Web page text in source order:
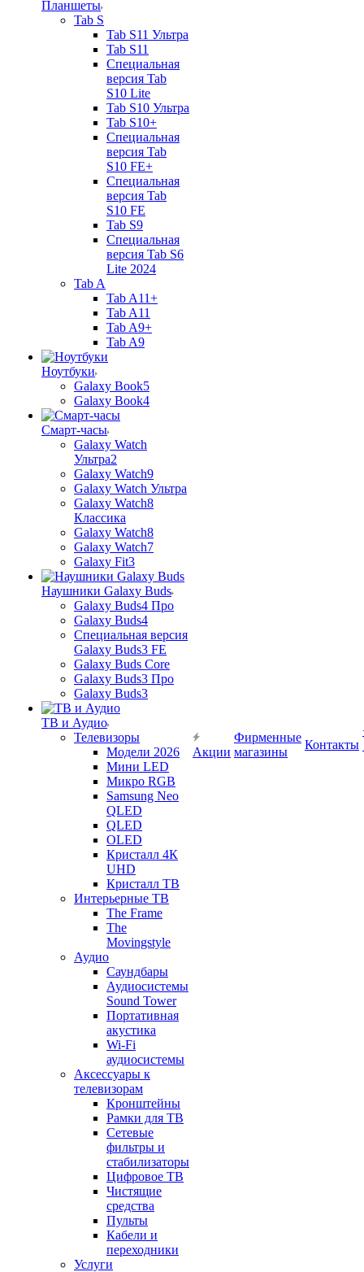
Планшеты
Tab S
Tab S11 Ультра
Tab S11
Специальная
версия Tab
S10 Lite
Tab S10 Ультра
Tab S10+
Специальная
версия Tab
S10 FE+
Специальная
версия Tab
S10 FE
Tab S9
Специальная
версия Tab S6
Lite 2024
Tab A
Tab A11+
Tab A11
Tab A9+
Tab A9
Ноутбуки
Galaxy Book5
Galaxy Book4
Смарт-часы
Galaxy Watch
Ультра2
Galaxy Watch9
Galaxy Watch Ультра
Galaxy Watch8
Классика
Galaxy Watch8
Galaxy Watch7
Galaxy Fit3
Наушники Galaxy Buds
Galaxy Buds4 Про
Galaxy Buds4
Специальная версия
Galaxy Buds3 FE
Galaxy Buds Core
Galaxy Buds3 Про
Galaxy Buds3
ТВ и Аудио
Телевизоры
Модели 2026
Мини LED
Микро RGB
Samsung Neo
QLED
QLED
OLED
Кристалл 4К
UHD
Кристалл ТВ
Интерьерные ТВ
The Frame
The
Movingstyle
Аудио
Саундбары
Аудиосистемы
Sound Tower
Портативная
акустика
Wi-Fi
аудиосистемы
Аксессуары к
телевизорам
Кронштейны
Рамки для ТВ
Сетевые
фильтры и
стабилизаторы
Цифровое ТВ
Чистящие
средства
Пульты
Кабели и
переходники
Услуги
Акции
Фирменные
магазины
Контакты